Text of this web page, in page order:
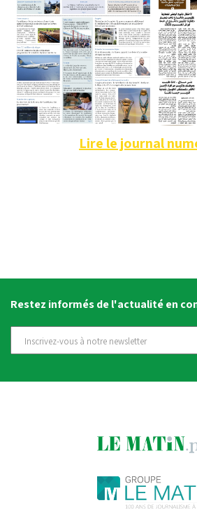
Lire le journal
Restez informés de l'actualité en